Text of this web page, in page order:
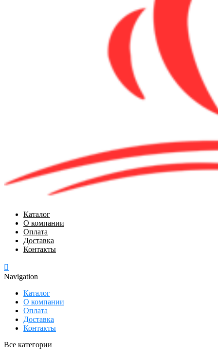
Каталог
О компании
Оплата
Доставка
Контакты
Navigation
Каталог
О компании
Оплата
Доставка
Контакты
Все категории